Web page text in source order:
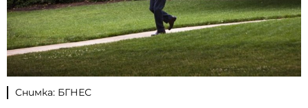
Снимка: БГНЕС